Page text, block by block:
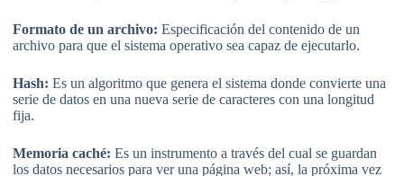
Formato de un archivo: Especificación del contenido de un
archivo para que el sistema operativo sea capaz de ejecutarlo.
Hash: Es un algoritmo que genera el sistema donde convierte una
serie de datos en una nueva serie de caracteres con una longitud
fija.
Memoria caché: Es un instrumento a través del cual se guardan
los datos necesarios para ver una página web; así, la próxima vez